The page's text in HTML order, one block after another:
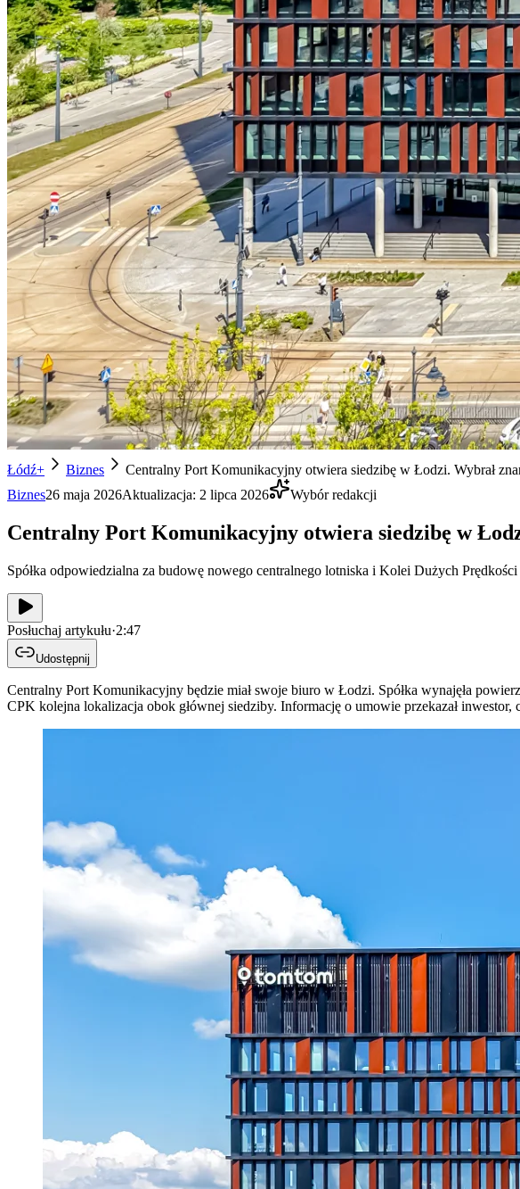
Łódź+ Biznes
Centralny Port Komunikacyjny otwiera siedzibę w Łodzi. Wybrał
Biznes26 maja 2026Aktualizacja: 2 lipca 2026 Wybór redakcji
Centralny Port Komunikacyjny otwiera siedzibę w
Spółka odpowiedzialna za budowę nowego centralnego lotniska i Kolei Dużych
Posłuchaj artykułu·2:47
Udostępnij
Centralny Port Komunikacyjny będzie miał swoje biuro w Łodzi. Spółka wynajęła
CPK kolejna lokalizacja obok głównej siedziby. Informację o umowie przekazał inwestor,